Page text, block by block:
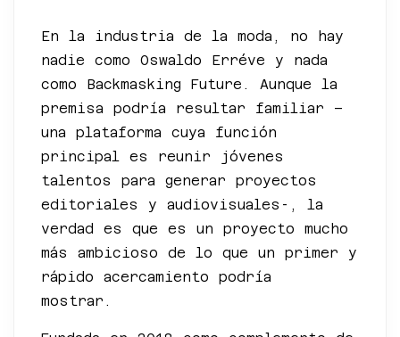
En la industria de la moda, no hay
nadie como Oswaldo Erréve y nada
como Backmasking Future. Aunque la
premisa podría resultar familiar –
una plataforma cuya función
principal es reunir jóvenes
talentos para generar proyectos
editoriales y audiovisuales-, la
verdad es que es un proyecto mucho
más ambicioso de lo que un primer y
rápido acercamiento podría
mostrar.